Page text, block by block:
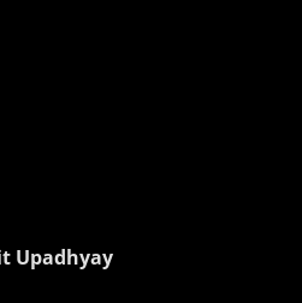
Upadhyay